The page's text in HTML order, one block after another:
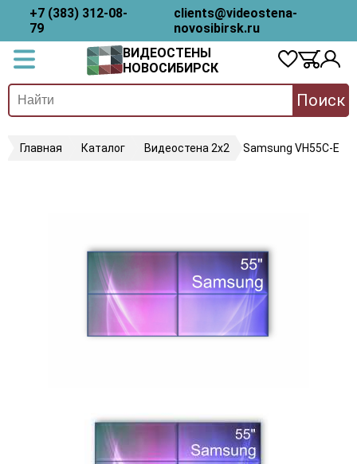
+7 (383) 312-08-
79
clients@videostena-
novosibirsk.ru
ВИДЕОСТЕНЫ
НОВОСИБИРСК
Поиск
Главная Каталог Видеостена 2x2 Samsung VH55C-E